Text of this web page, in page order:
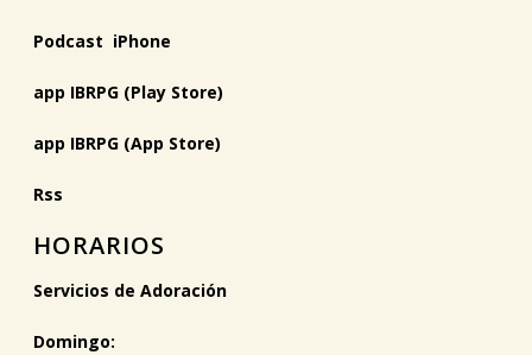
Podcast iPhone
app IBRPG (Play Store)
app IBRPG (App Store)
Rss
HORARIOS
Servicios de Adoración
Domingo: